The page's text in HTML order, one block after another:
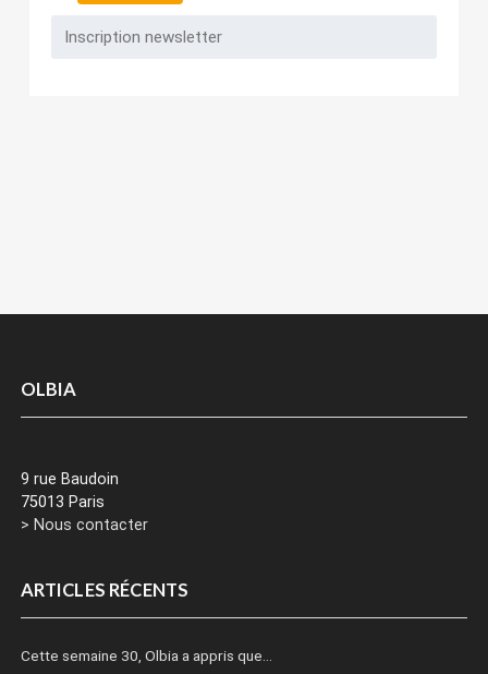
OLBIA
9 rue Baudoin
75013 Paris
> Nous contacter
ARTICLES RÉCENTS
Cette semaine 30, Olbia a appris que…